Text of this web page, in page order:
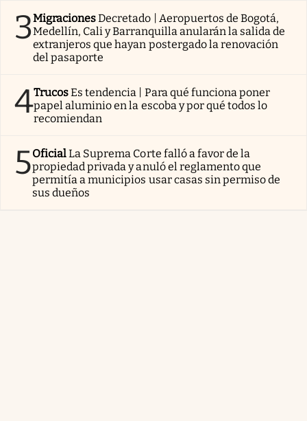
3MigracionesDecretado | Aeropuertos de Bogotá,
Medellín, Cali y Barranquilla anularán la salida de
extranjeros que hayan postergado la renovación
del pasaporte
4TrucosEs tendencia | Para qué funciona poner
papel aluminio en la escoba y por qué todos lo
recomiendan
5OficialLa Suprema Corte falló a favor de la
propiedad privada y anuló el reglamento que
permitía a municipios usar casas sin permiso de
sus dueños